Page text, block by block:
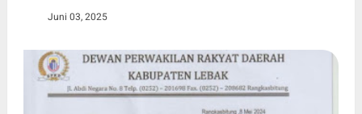
Juni 03, 2025